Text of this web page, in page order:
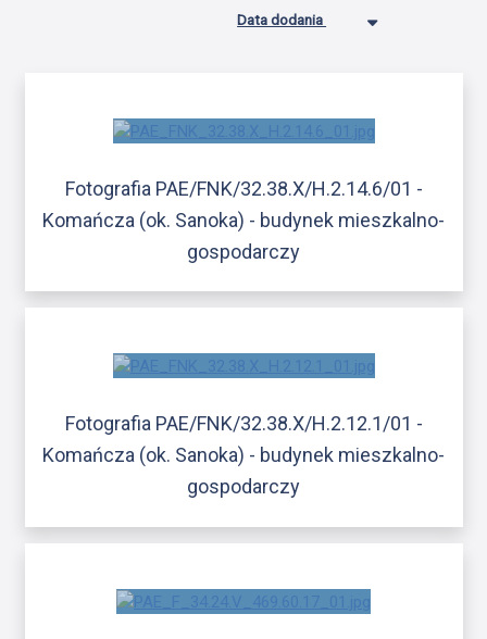
Data dodania
Fotografia PAE/FNK/32.38.X/H.2.14.6/01 -
Komańcza (ok. Sanoka) - budynek mieszkalno-
gospodarczy
Fotografia PAE/FNK/32.38.X/H.2.12.1/01 -
Komańcza (ok. Sanoka) - budynek mieszkalno-
gospodarczy